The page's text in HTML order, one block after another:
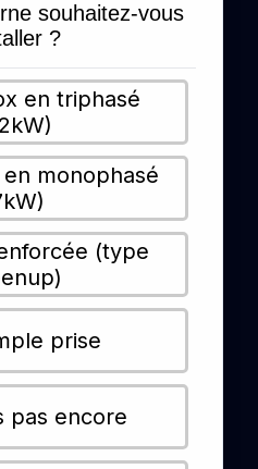
souhaitez-vous
?
en triphasé
monophasé
(type
prise
pas encore